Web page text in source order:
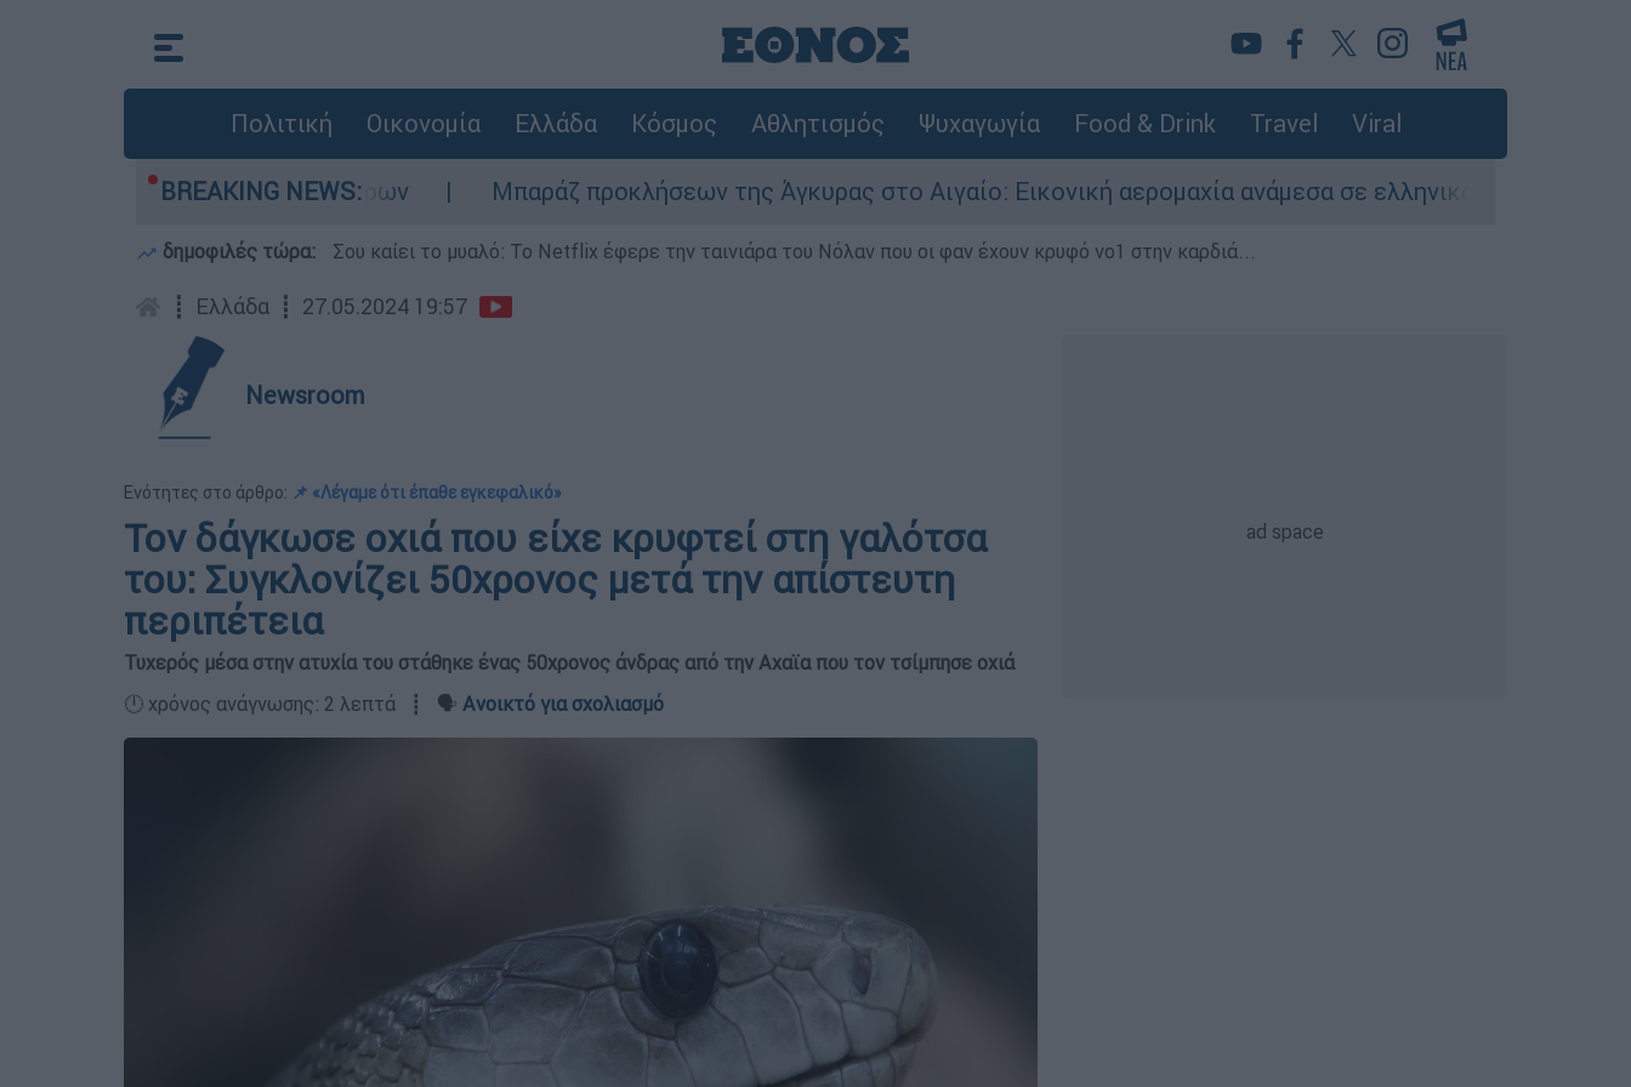
Πολιτική Οικονομία Ελλάδα Κόσμος Αθλητισμός Ψυχαγωγία Food & Drink Travel Viral
BREAKING NEWS:
ελικοπτέρων Μπαράζ προκλήσεων της Άγκυρας στο Αιγαίο: Εικονική αερομαχία ανάμεσα σε ελληνικά και τουρκικά F-16
δημοφιλές τώρα: Σου καίει το μυαλό: Το Netflix έφερε την ταινιάρα του Νόλαν που οι φαν έχουν κρυφό νο1 στην καρδιά...
┋ Ελλάδα ┋ 27.05.2024 19:57
Newsroom
Ενότητες στο άρθρο: 📌 «Λέγαμε ότι έπαθε εγκεφαλικό»
Τον δάγκωσε οχιά που είχε κρυφτεί στη γαλότσα
του: Συγκλονίζει 50χρονος μετά την απίστευτη
περιπέτεια
Τυχερός μέσα στην ατυχία του στάθηκε ένας 50χρονος άνδρας από την Αχαϊα που τον τσίμπησε οχιά
🕛 χρόνος ανάγνωσης: 2 λεπτά ┋ 🗣️ Ανοικτό για σχολιασμό